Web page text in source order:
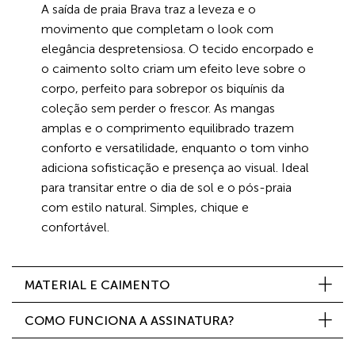
A saída de praia Brava traz a leveza e o
movimento que completam o look com
elegância despretensiosa. O tecido encorpado e
o caimento solto criam um efeito leve sobre o
corpo, perfeito para sobrepor os biquínis da
coleção sem perder o frescor. As mangas
amplas e o comprimento equilibrado trazem
conforto e versatilidade, enquanto o tom vinho
adiciona sofisticação e presença ao visual. Ideal
para transitar entre o dia de sol e o pós-praia
com estilo natural. Simples, chique e
confortável.
MATERIAL E CAIMENTO
COMO FUNCIONA A ASSINATURA?